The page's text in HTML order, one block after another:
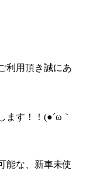
利用頂き誠にあ
ます！！(●´ω｀
能な、新車未使